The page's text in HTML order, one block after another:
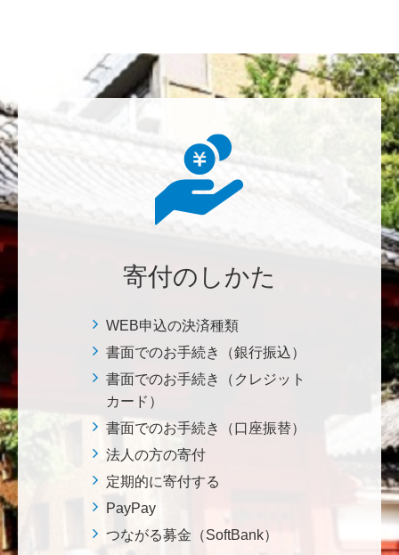
鈴木 悦郎
赤門が再び開く日を楽しみにしております。 <ひら
南鳥島EEZに眠る国産レアアース資源の商業化を実現
し、日本を中核とする新たなレアアースサプライチェ
<南鳥島レアアース泥・マンガンノジュールを開発し
て日本の未来を拓く>
2026年大会お疲れ様です！ 全体で見ると色々事件が起
きた大会でしたが、無事に走り切れたとのことでおめ
でとうございます！ <東京大学フォーミュラファクト
リー支援基金>
経済学部の卒業生です。消費税や為替、金利政策な
ど、国民生活に直結する経済政策への関心と議論が高
まる中、専門的知見を分かりやすく伝え国民の理解向
寄付のしかた
WEB申込の決済種類
書面でのお手続き（銀行振込）
書面でのお手続き（クレジット
カード）
書面でのお手続き（口座振替）
法人の方の寄付
定期的に寄付する
PayPay
つながる募金（SoftBank）